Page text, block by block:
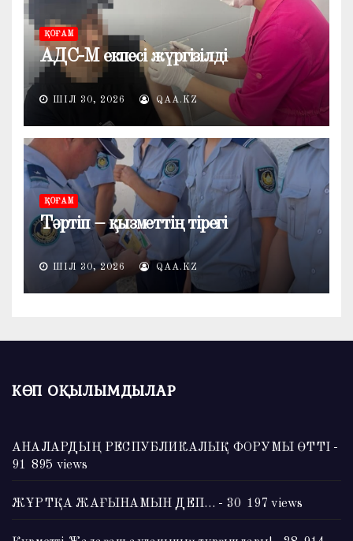
ҚОҒАМ
АДС-М екпесі жүргізілді
ШІЛ 30, 2026 QAA.KZ
ҚОҒАМ
Тәртіп – қызметтің тірегі
ШІЛ 30, 2026 QAA.KZ
КӨП ОҚЫЛЫМДЫЛАР
АНАЛАРДЫҢ РЕСПУБЛИКАЛЫҚ ФОРУМЫ ӨТТІ -
91 895 views
ЖҰРТҚА ЖАҒЫНАМЫН ДЕП… - 30 197 views